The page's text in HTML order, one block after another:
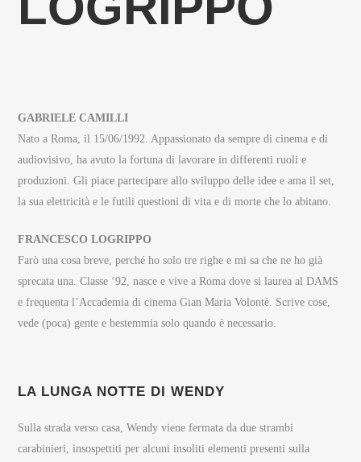
GABRIELE CAMILLI
Nato a Roma, il 15/06/1992. Appassionato da sempre di cinema e di
audiovisivo, ha avuto la fortuna di lavorare in differenti ruoli e
produzioni. Gli piace partecipare allo sviluppo delle idee e ama il set,
la sua elettricità e le futili questioni di vita e di morte che lo abitano.
FRANCESCO LOGRIPPO
Farò una cosa breve, perché ho solo tre righe e mi sa che ne ho già
sprecata una. Classe ‘92, nasce e vive a Roma dove si laurea al DAMS
e frequenta l’Accademia di cinema Gian Maria Volontè. Scrive cose,
vede (poca) gente e bestemmia solo quando è necessario.
LA LUNGA NOTTE DI WENDY
Sulla strada verso casa, Wendy viene fermata da due strambi
carabinieri, insospettiti per alcuni insoliti elementi presenti sulla